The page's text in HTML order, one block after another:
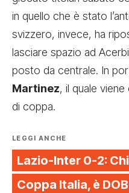
in quello che è stato
svizzero, invece, ha
lasciare spazio ad
posto da centrale. In
Martinez, il quale
di coppa.
LEGGI ANCHE
Lazio-Inter 0-2:
Coppa Italia, è